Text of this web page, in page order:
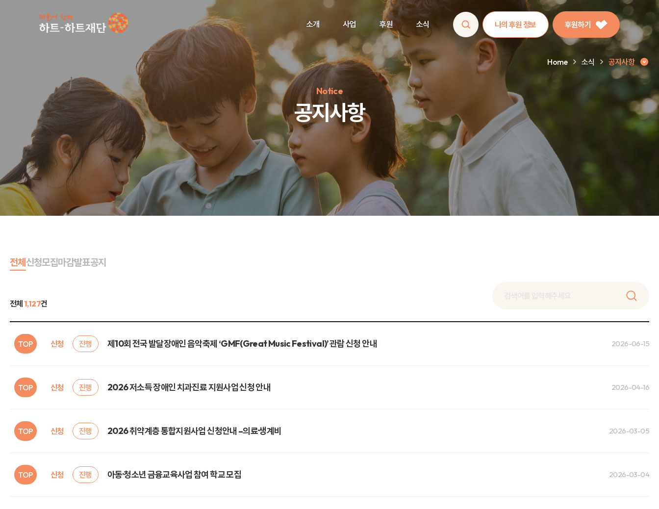
소개 사업 후원 소식 나의 후원 정보 후원하기
인기 키워드 #정기후원#하트플레이스#캠페인 #팬덤후원
Home 소식 공지사항
Notice
공지사항
공지사항
전체신청모집마감발표공지
전체 1,127건
TOP 신청 진행 제10회 전국 발달장애인 음악축제 ‘GMF(Great Music Festival)’ 관람 신청 안내 2026-06-15
TOP 신청 진행 2026 저소득 장애인 치과진료 지원사업 신청 안내 2026-04-16
TOP 신청 진행 2026 취약계층 통합지원사업 신청안내 –의료·생계비 2026-03-05
TOP 신청 진행 아동·청소년 금융교육사업 참여 학교 모집 2026-03-04